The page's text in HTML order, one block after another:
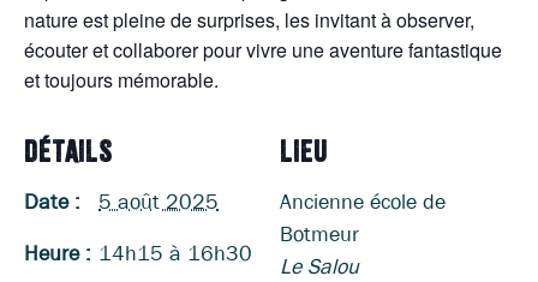
nature est pleine de surprises, les invitant à observer,
écouter et collaborer pour vivre une aventure fantastique
et toujours mémorable.
DÉTAILS
Date :
5 août 2025
Heure : 14h15 à 16h30
LIEU
Ancienne école de
Botmeur
Le Salou